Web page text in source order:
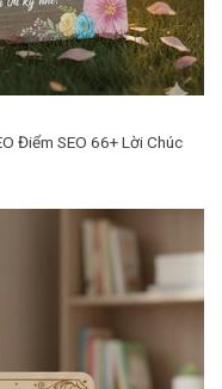
Điểm SEO 66+ Lời Chúc